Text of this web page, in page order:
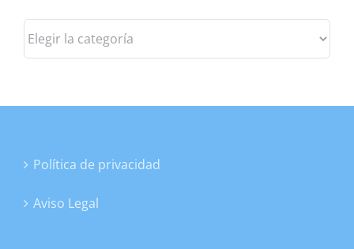
Categorías
Política de privacidad
Aviso Legal